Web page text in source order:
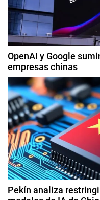
OpenAI y Google
empresas chinas
Pekín analiza